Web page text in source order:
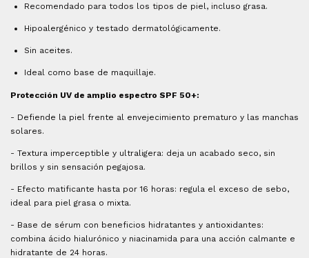
Recomendado para todos los tipos de piel, incluso grasa.
Hipoalergénico y testado dermatológicamente.
Sin aceites.
Ideal como base de maquillaje.
Protección UV de amplio espectro SPF 50+:
- Defiende la piel frente al envejecimiento prematuro y las manchas
solares.
- Textura imperceptible y ultraligera: deja un acabado seco, sin
brillos y sin sensación pegajosa.
- Efecto matificante hasta por 16 horas: regula el exceso de sebo,
ideal para piel grasa o mixta.
- Base de sérum con beneficios hidratantes y antioxidantes:
combina ácido hialurónico y niacinamida para una acción calmante e
hidratante de 24 horas.